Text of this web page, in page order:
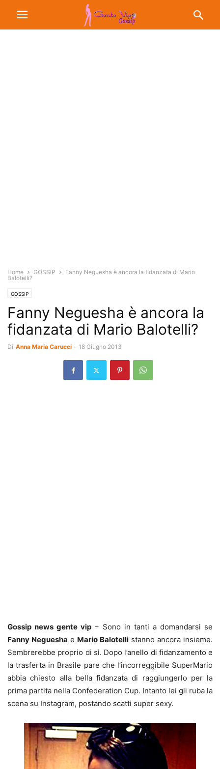
Home GOSSIP
Fanny Neguesha è ancora la fidanzata di Mario
Balotelli?
GOSSIP
Fanny Neguesha è ancora la
fidanzata di Mario Balotelli?
Di Anna Maria Carucci - 18 Giugno 2013
Gossip news gente vip – Sono in tanti a domandarsi se
Fanny Neguesha e Mario Balotelli stanno ancora insieme.
Sembrerebbe proprio di sì. Dopo l’anello di fidanzamento e
la trasferta in Brasile pare che l’incorreggibile SuperMario
abbia chiesto alla bella fidanzata di raggiungerlo per la
prima partita nella Confederation Cup. Intanto lei gli ruba la
scena su Instagram, postando scatti super sexy.